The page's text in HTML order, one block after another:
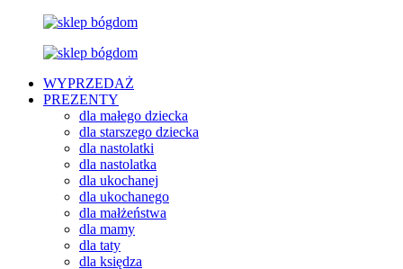
WYPRZEDAŻ
PREZENTY
dla małego dziecka
dla starszego dziecka
dla nastolatki
dla nastolatka
dla ukochanej
dla ukochanego
dla małżeństwa
dla mamy
dla taty
dla księdza